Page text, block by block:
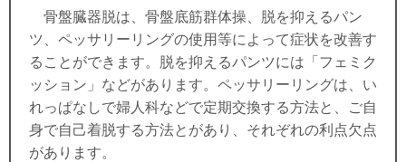
骨盤臓器脱は、骨盤底筋群体操、脱を抑えるパン
ツ、ペッサリーリングの使用等によって症状を改善す
ることができます。脱を抑えるパンツには「フェミク
ッション」などがあります。ペッサリーリングは、い
れっぱなしで婦人科などで定期交換する方法と、ご自
身で自己着脱する方法とがあり、それぞれの利点欠点
があります。